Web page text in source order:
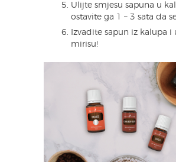
Ulijte smjesu sapuna u
ostavite ga 1 – 3 sata da
Izvadite sapun iz kalupa i
mirisu!